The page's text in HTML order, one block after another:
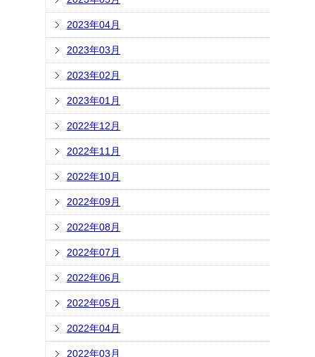
2023年04月
2023年03月
2023年02月
2023年01月
2022年12月
2022年11月
2022年10月
2022年09月
2022年08月
2022年07月
2022年06月
2022年05月
2022年04月
2022年03月